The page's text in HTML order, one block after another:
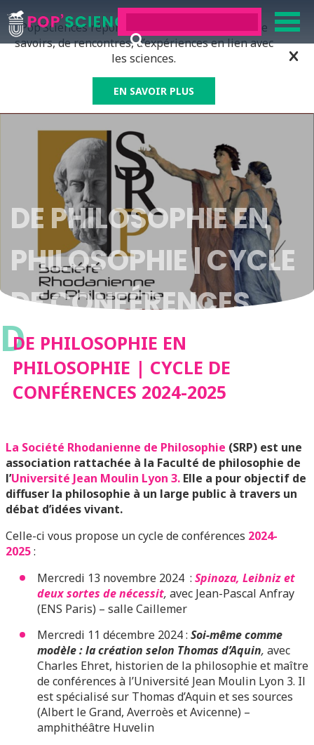
Pop’Sciences répond à tous ceux qui ont soif de
savoirs, de rencontres, d’expériences en lien avec
les sciences.
EN SAVOIR PLUS
DE PHILOSOPHIE EN
PHILOSOPHIE | CYCLE
DE CONFÉRENCES
2024-2025
DDE PHILOSOPHIE EN
PHILOSOPHIE | CYCLE DE
CONFÉRENCES 2024-2025
La Société Rhodanienne de Philosophie (SRP) est une
association rattachée à la Faculté de philosophie de
l’Université Jean Moulin Lyon 3. Elle a pour objectif de
diffuser la philosophie à un large public à travers un
débat d’idées vivant.
Celle-ci vous propose un cycle de conférences 2024-
2025:
Mercredi 13 novembre 2024 : Spinoza, Leibniz et
deux sortes de nécessit, avec Jean-Pascal Anfray
(ENS Paris) – salle Caillemer
Mercredi 11 décembre 2024 : Soi-même comme
modèle : la création selon Thomas d’Aquin, avec
Charles Ehret, historien de la philosophie et maître
de conférences à l’Université Jean Moulin Lyon 3. Il
est spécialisé sur Thomas d’Aquin et ses sources
(Albert le Grand, Averroès et Avicenne) –
amphithéâtre Huvelin